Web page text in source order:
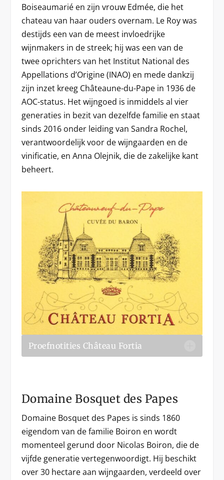
Boiseaumarié en zijn vrouw Edmée, die het
chateau van haar ouders overnam. Le Roy was
destijds een van de meest invloedrijke
wijnmakers in de streek; hij was een van de
twee oprichters van het Institut National des
Appellations d’Origine (INAO) en mede dankzij
zijn inzet kreeg Châteaune-du-Pape in 1936 de
AOC-status. Het wijngoed is inmiddels al vier
generaties in bezit van dezelfde familie en staat
sinds 2016 onder leiding van Sandra Rochel,
verantwoordelijk voor de wijngaarden en de
vinificatie, en Anna Olejnik, die de zakelijke kant
beheert.
Proefnotities Château Fortia
Domaine Bosquet des Papes
Domaine Bosquet des Papes is sinds 1860
eigendom van de familie Boiron en wordt
momenteel gerund door Nicolas Boiron, die de
vijfde generatie vertegenwoordigt. Hij beschikt
over 30 hectare aan wijngaarden, verdeeld over